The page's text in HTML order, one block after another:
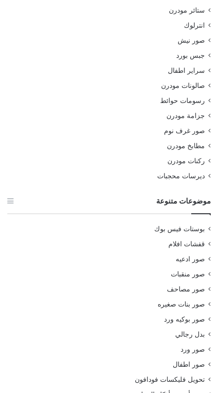
ستائر مودرن
انترلوك
صور نيش
جبس بورد
سراير اطفال
صالونات مودرن
رسومات حوائط
جزامة مودرن
صور غرف نوم
مطابخ مودرن
ركنات مودرن
ديرسات محجبات
موضوعات متنوعة
بوستات فيس بوك
قفشات افلام
صور ادعيه
صور منقبات
صور مصاحف
صور بنات صغيره
صور بوكيه ورد
بدل رجالي
صور ورد
صور اطفال
تحويل فليكسات فودافون